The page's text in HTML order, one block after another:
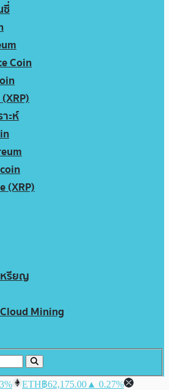
ซี่
Coin
ะห์
(XRP)
หรียญ
Mining
ETH฿62,175.00 ▲ 0.27%